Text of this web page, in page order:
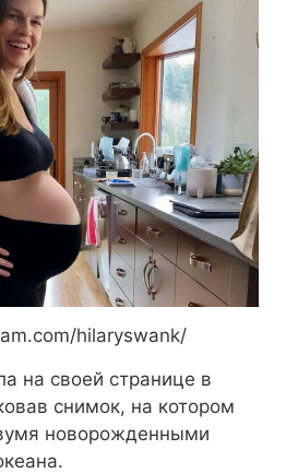
hilaryswank/
на своей странице в
снимок, на котором
новорожденными